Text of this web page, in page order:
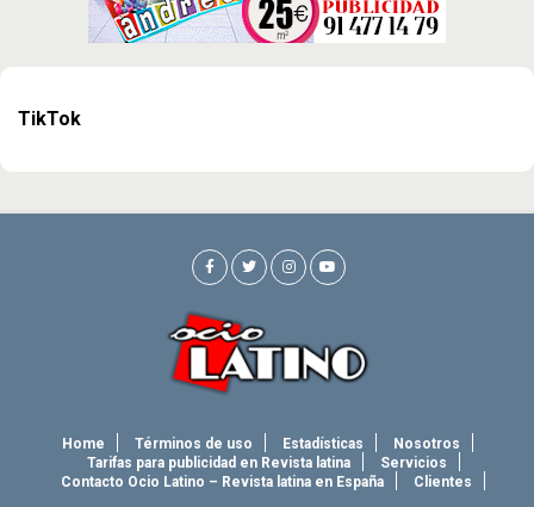
TikTok
Home Términos de uso Estadísticas
Nosotros
Tarifas para publicidad en Revista latina
Servicios
Contacto Ocio Latino – Revista latina en España
Clientes